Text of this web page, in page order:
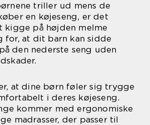
triller ud mens de
en køjeseng, er det
kigge på højden melme
for, at dit barn kan sidde
den nederste seng uden
at dine børn føler sig trygge
i deres køjeseng.
kommer med ergonomiske
madrasser, der passer til